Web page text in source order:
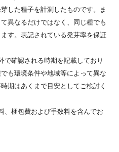
した種子を計測したものです。ま
異なるだけではなく、同じ種でも
す。表記されている発芽率を保証
で確認される時期を記載しており
も環境条件や地域等によって異な
期はあくまで目安としてご検討く
、梱包費および手数料を含んでお